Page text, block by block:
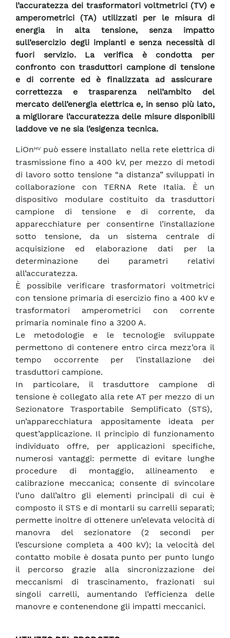
l’accuratezza dei trasformatori voltmetrici (TV) e
amperometrici (TA) utilizzati per le misura di
energia in alta tensione, senza impatto
sull’esercizio degli impianti e senza necessità di
fuori servizio. La verifica è condotta per
confronto con trasduttori campione di tensione
e di corrente ed è finalizzata ad assicurare
correttezza e trasparenza nell’ambito del
mercato dell’energia elettrica e, in senso più lato,
a migliorare l’accuratezza delle misure disponibili
laddove ve ne sia l’esigenza tecnica.
LiOnHV può essere installato nella rete elettrica di
trasmissione fino a 400 kV, per mezzo di metodi
di lavoro sotto tensione “a distanza” sviluppati in
collaborazione con TERNA Rete Italia. È un
dispositivo modulare costituito da trasduttori
campione di tensione e di corrente, da
apparecchiature per consentirne l’installazione
sotto tensione, da un sistema centrale di
acquisizione ed elaborazione dati per la
determinazione dei parametri relativi
all’accuratezza.
È possibile verificare trasformatori voltmetrici
con tensione primaria di esercizio fino a 400 kV e
trasformatori amperometrici con corrente
primaria nominale fino a 3200 A.
Le metodologie e le tecnologie sviluppate
permettono di contenere entro circa mezz’ora il
tempo occorrente per l’installazione dei
trasduttori campione.
In particolare, il trasduttore campione di
tensione è collegato alla rete AT per mezzo di un
Sezionatore Trasportabile Semplificato (STS),
un’apparecchiatura appositamente ideata per
quest’applicazione. Il principio di funzionamento
individuato offre, per applicazioni specifiche,
numerosi vantaggi: permette di evitare lunghe
procedure di montaggio, allineamento e
calibrazione meccanica; consente di svincolare
l’uno dall’altro gli elementi principali di cui è
composto il STS e di montarli su carrelli separati;
permette inoltre di ottenere un’elevata velocità di
manovra del sezionatore (2 secondi per
l’escursione completa a 400 kV); la velocità del
contatto mobile è dosata punto per punto lungo
il percorso grazie alla sincronizzazione dei
meccanismi di trascinamento, frazionati sui
singoli carrelli, aumentando l’efficienza delle
manovre e contenendone gli impatti meccanici.